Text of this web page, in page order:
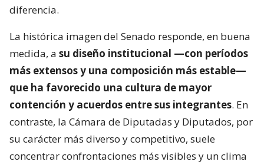
diferencia.
La histórica imagen del Senado responde, en buena
medida, a su diseño institucional —con períodos
más extensos y una composición más estable—
que ha favorecido una cultura de mayor
contención y acuerdos entre sus integrantes. En
contraste, la Cámara de Diputadas y Diputados, por
su carácter más diverso y competitivo, suele
concentrar confrontaciones más visibles y un clima